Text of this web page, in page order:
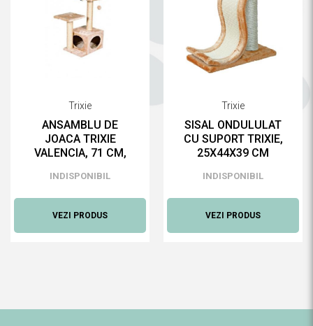
Trixie
ANSAMBLU DE
JOACA TRIXIE
VALENCIA, 71 CM,
INDISPONIBIL
VEZI PRODUS
Trixie
SISAL ONDULULAT
CU SUPORT TRIXIE,
25X44X39 CM
INDISPONIBIL
VEZI PRODUS